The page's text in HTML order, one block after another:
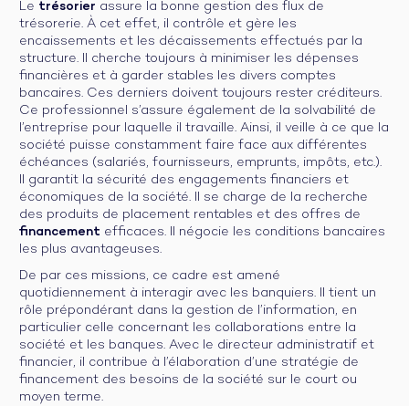
Le trésorier assure la bonne gestion des flux de
trésorerie. À cet effet, il contrôle et gère les
encaissements et les décaissements effectués par la
structure. Il cherche toujours à minimiser les dépenses
financières et à garder stables les divers comptes
bancaires. Ces derniers doivent toujours rester créditeurs.
Ce professionnel s’assure également de la solvabilité de
l’entreprise pour laquelle il travaille. Ainsi, il veille à ce que la
société puisse constamment faire face aux différentes
échéances (salariés, fournisseurs, emprunts, impôts, etc.).
Il garantit la sécurité des engagements financiers et
économiques de la société. Il se charge de la recherche
des produits de placement rentables et des offres de
financement efficaces. Il négocie les conditions bancaires
les plus avantageuses.
De par ces missions, ce cadre est amené
quotidiennement à interagir avec les banquiers. Il tient un
rôle prépondérant dans la gestion de l’information, en
particulier celle concernant les collaborations entre la
société et les banques. Avec le directeur administratif et
financier, il contribue à l’élaboration d’une stratégie de
financement des besoins de la société sur le court ou
moyen terme.